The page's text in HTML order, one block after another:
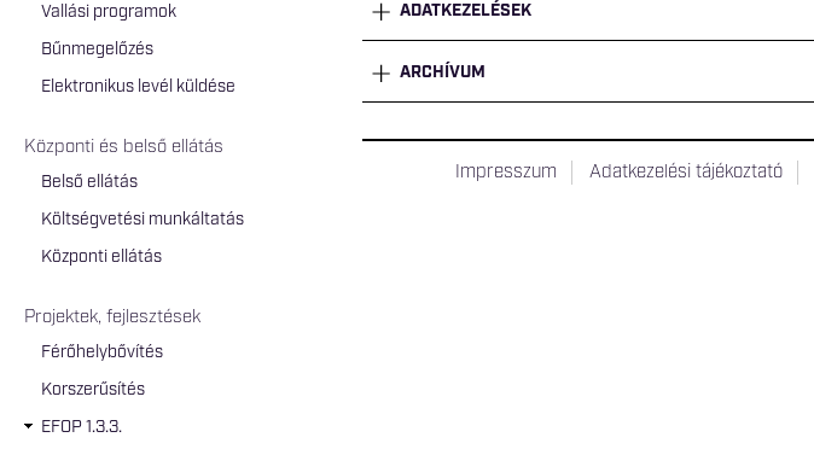
Vallási programok
Bűnmegelőzés
Elektronikus levél küldése
Központi és belső ellátás
Belső ellátás
Költségvetési munkáltatás
Központi ellátás
Projektek, fejlesztések
Férőhelybővítés
Korszerűsítés
EFOP 1.3.3.
ADATKEZELÉSEK
ARCHÍVUM
Impresszum Adatkezelési tájékoztató